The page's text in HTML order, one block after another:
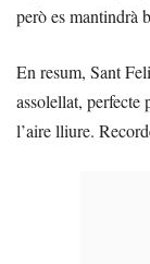
però es mantindrà
En resum, Sant
assolellat, perfecte
l’aire lliure.